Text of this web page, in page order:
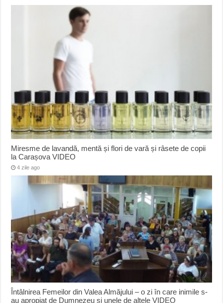
Miresme de lavandă, mentă și flori de vară și râsete de copii
la Carașova VIDEO
4 zile ago
Întâlnirea Femeilor din Valea Almăjului – o zi în care inimile s-
au apropiat de Dumnezeu și unele de altele VIDEO